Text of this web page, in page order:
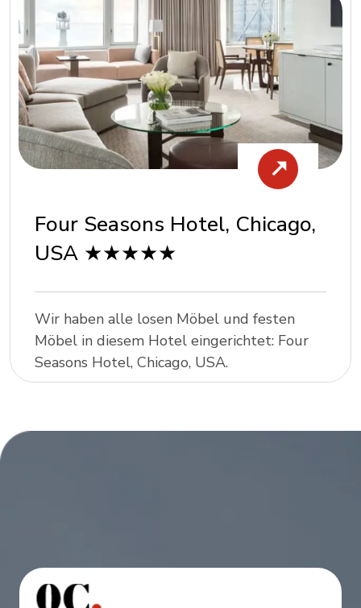
Four Seasons Hotel, Chicago,
USA ★★★★★
Wir haben alle losen Möbel und festen
Möbel in diesem Hotel eingerichtet: Four
Seasons Hotel, Chicago, USA.